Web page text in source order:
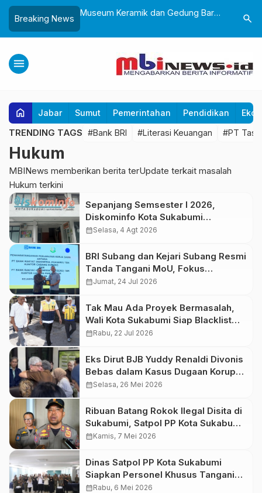
Breaking News
25 dengan Aksi
dan Alun-Alun
Museum Keramik dan Gedung Baru
Ponpes Al-Fath Perkuat Pelestarian
Budaya Nusantara
Lantik
Adaptif
search
menu
home Jabar Sumut Pemerintahan Pendidikan
TRENDING TAGS #Bank BRI #Literasi Keuangan #PT
Hukum
MBINews memberikan berita terUpdate terkait masalah
Hukum terkini
Sepanjang Semsester I 2026,
Diskominfo Kota Sukabumi
Klarifikasi 29 Hoaks
calendar_monthSelasa, 4 Agt 2026
BRI Subang dan Kejari Subang Resmi
Tanda Tangani MoU, Fokus
Perlindungan Aset dan Kepastian
calendar_monthJumat, 24 Jul 2026
Tak Mau Ada Proyek Bermasalah,
Wali Kota Sukabumi Siap Blacklist
Kontraktor lalai
calendar_monthRabu, 22 Jul 2026
Eks Dirut BJB Yuddy Renaldi Divonis
Bebas dalam Kasus Dugaan Korupsi
Kredit Sritex
calendar_monthSelasa, 26 Mei 2026
Ribuan Batang Rokok Ilegal Disita di
Sukabumi, Satpol PP Kota Sukabumi
Ungkap 100 Titik Peredaran
calendar_monthKamis, 7 Mei 2026
Dinas Satpol PP Kota Sukabumi
Siapkan Personel Khusus Tangani
Rokok Ilega
calendar_monthRabu, 6 Mei 2026